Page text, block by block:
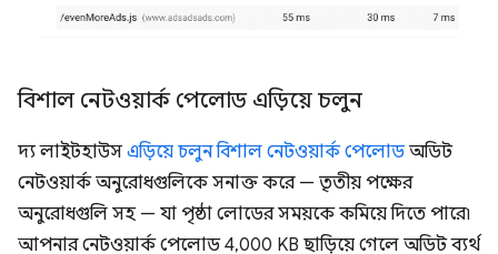
বিশাল নেটওয়ার্ক পেলোড এড়িয়ে চলুন
দ্য লাইটহাউস এড়িয়ে চলুন বিশাল নেটওয়ার্ক পেলোডঅডিট
নেটওয়ার্ক অনুরোধগুলিকে সনাক্ত করে — তৃতীয় পক্ষের
অনুরোধগুলি সহ — যা পৃষ্ঠা লোডের সময়কে কমিয়ে দিতে পারে৷
আপনার নেটওয়ার্ক পেলোড 4,000 KB ছাড়িয়ে গেলে অডিট ব্যর্থ